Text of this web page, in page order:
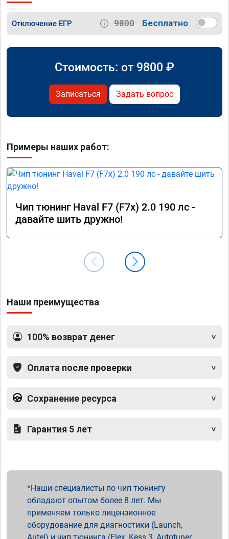
Отключение ЕГР 9800 Бесплатно
Стоимость: от 9800 ₽
Записаться Задать вопрос
Примеры наших работ:
Чип тюнинг Haval F7 (F7x) 2.0 190 лс -
давайте шить дружно!
Наши преимущества
100% возврат денег
Оплата после проверки
Сохранение ресурса
Гарантия 5 лет
Наши специалисты по чип тюнингу
обладают опытом более 8 лет. Мы
применяем только лицензионное
оборудование для диагностики (Launch,